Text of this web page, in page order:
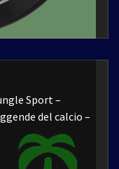
Sport –
del calcio –